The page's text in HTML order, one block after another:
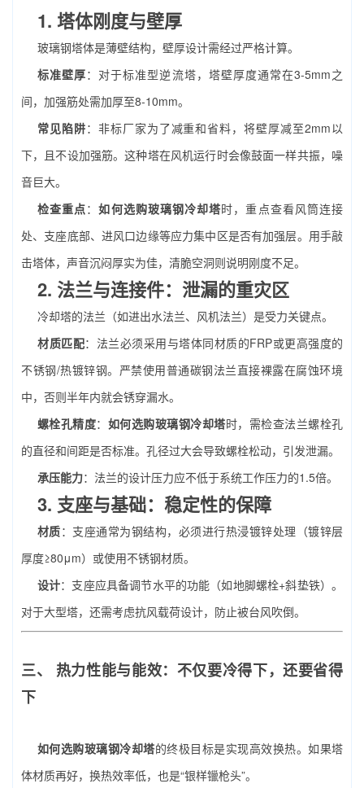
1. 塔体刚度与壁厚
玻璃钢塔体是薄壁结构，壁厚设计需经过严格计算。
标准壁厚：对于标准型逆流塔，塔壁厚度通常在3-5mm之
间，加强筋处需加厚至8-10mm。
常见陷阱：非标厂家为了减重和省料，将壁厚减至2mm以
下，且不设加强筋。这种塔在风机运行时会像鼓面一样共振，噪
音巨大。
检查重点：如何选购玻璃钢冷却塔时，重点查看风筒连接
处、支座底部、进风口边缘等应力集中区是否有加强层。用手敲
击塔体，声音沉闷厚实为佳，清脆空洞则说明刚度不足。
2. 法兰与连接件：泄漏的重灾区
冷却塔的法兰（如进出水法兰、风机法兰）是受力关键点。
材质匹配：法兰必须采用与塔体同材质的FRP或更高强度的
不锈钢/热镀锌钢。严禁使用普通碳钢法兰直接裸露在腐蚀环境
中，否则半年内就会锈穿漏水。
螺栓孔精度： 如何选购玻璃钢冷却塔时，需检查法兰螺栓孔
的直径和间距是否标准。孔径过大会导致螺栓松动，引发泄漏。
承压能力：法兰的设计压力应不低于系统工作压力的1.5倍。
3. 支座与基础：稳定性的保障
材质：支座通常为钢结构，必须进行热浸镀锌处理（镀锌层
厚度≥80μm）或使用不锈钢材质。
设计：支座应具备调节水平的功能（如地脚螺栓+斜垫铁）。
对于大型塔，还需考虑抗风载荷设计，防止被台风吹倒。
三、 热力性能与能效：不仅要冷得下，还要省得
下
如何选购玻璃钢冷却塔的终极目标是实现高效换热。如果塔
体材质再好，换热效率低，也是“银样镴枪头”。